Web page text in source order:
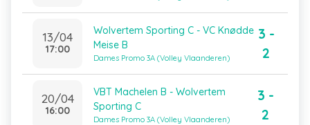
13/04
17:00
Wolvertem Sporting C - VC Knødde
Meise B
Dames Promo 3A (Volley Vlaanderen)
3 -
2
20/04
16:00
VBT Machelen B - Wolvertem
Sporting C
Dames Promo 3A (Volley Vlaanderen)
3 -
2